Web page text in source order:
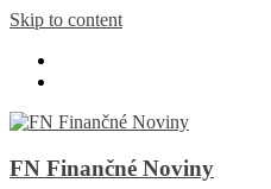
Skip to content
FN Finančné Noviny